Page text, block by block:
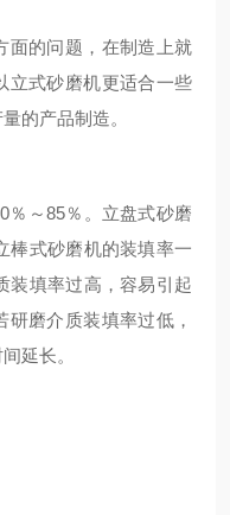
面的问题，在制造上就
立式砂磨机更适合一些
的产品制造。
％～85％。立盘式砂磨
棒式砂磨机的装填率一
装填率过高，容易引起
磨介质装填率过低，
延长。